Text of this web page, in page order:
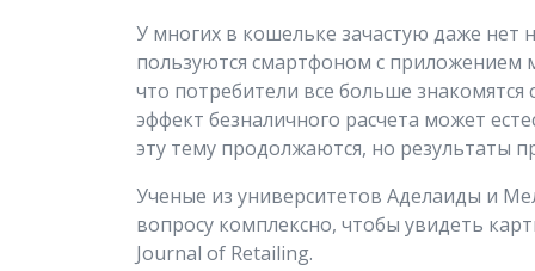
У многих в кошельке зачастую даже
пользуются смартфоном с приложением
что потребители все больше
эффект безналичного расчета может
эту тему продолжаются, но результаты
Ученые из университетов Аделаиды и
вопросу комплексно, чтобы увидеть
Journal of Retailing.